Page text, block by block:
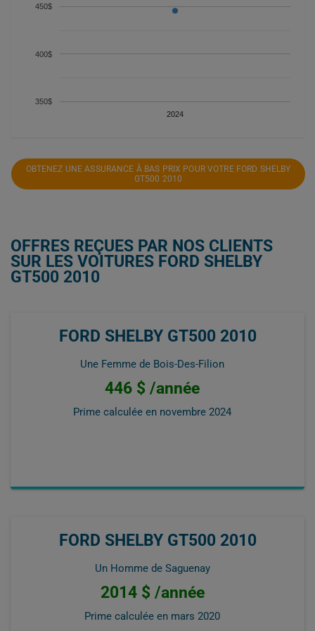
2024
350$
400$
450$
OBTENEZ UNE ASSURANCE À BAS PRIX POUR VOTRE FORD SHELBY
GT500 2010
OFFRES REÇUES PAR NOS CLIENTS
SUR LES VOITURES FORD SHELBY
GT500 2010
FORD SHELBY GT500 2010
Une Femme de Bois-Des-Filion
446 $ /année
Prime calculée en novembre 2024
FORD SHELBY GT500 2010
Un Homme de Saguenay
2014 $ /année
Prime calculée en mars 2020